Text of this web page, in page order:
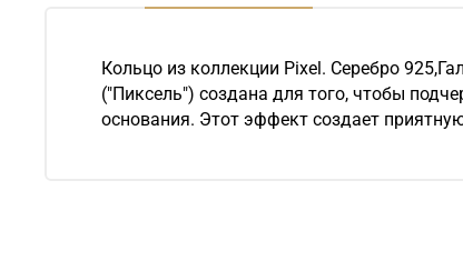
Кольцо из коллекции Pixel. Серебро
("Пиксель") создана для того, чтобы
основания. Этот эффект создает